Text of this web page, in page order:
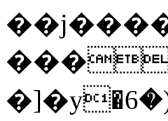
�]�y�ݱ_�(�6�"\|?